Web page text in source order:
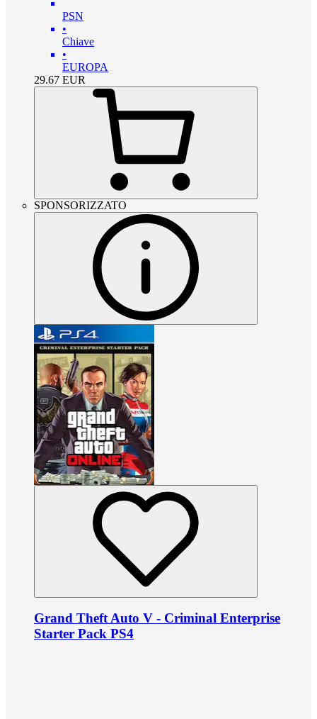
PSN
•
Chiave
•
EUROPA
29.67 EUR
SPONSORIZZATO
Grand Theft Auto V - Criminal Enterprise
Starter Pack PS4